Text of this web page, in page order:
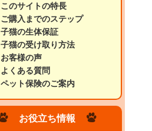
このサイトの特長
ご購入までのステップ
子猫の生体保証
子猫の受け取り方法
お客様の声
よくある質問
ペット保険のご案内
お役立ち情報